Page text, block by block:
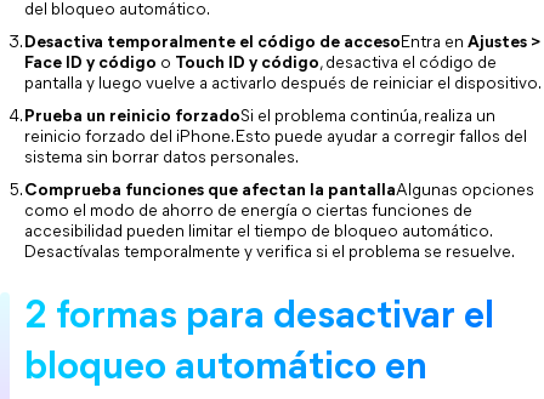
del bloqueo automático.
Desactiva temporalmente el código de accesoEntra en Ajustes >
Face ID y código o Touch ID y código, desactiva el código de
pantalla y luego vuelve a activarlo después de reiniciar el dispositivo.
Prueba un reinicio forzadoSi el problema continúa, realiza un
reinicio forzado del iPhone. Esto puede ayudar a corregir fallos del
sistema sin borrar datos personales.
Comprueba funciones que afectan la pantallaAlgunas opciones
como el modo de ahorro de energía o ciertas funciones de
accesibilidad pueden limitar el tiempo de bloqueo automático.
Desactívalas temporalmente y verifica si el problema se resuelve.
2 formas para desactivar el
bloqueo automático en